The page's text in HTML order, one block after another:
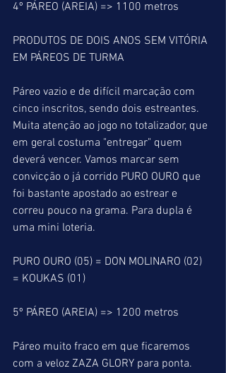
4º PÁREO (AREIA) => 1100 metros
PRODUTOS DE DOIS ANOS SEM VITÓRIA
EM PÁREOS DE TURMA
Páreo vazio e de difícil marcação com
cinco inscritos, sendo dois estreantes.
Muita atenção ao jogo no totalizador, que
em geral costuma "entregar" quem
deverá vencer. Vamos marcar sem
convicção o já corrido PURO OURO que
foi bastante apostado ao estrear e
correu pouco na grama. Para dupla é
uma mini loteria.
PURO OURO (05) = DON MOLINARO (02)
= KOUKAS (01)
5º PÁREO (AREIA) => 1200 metros
Páreo muito fraco em que ficaremos
com a veloz ZAZA GLORY para ponta.